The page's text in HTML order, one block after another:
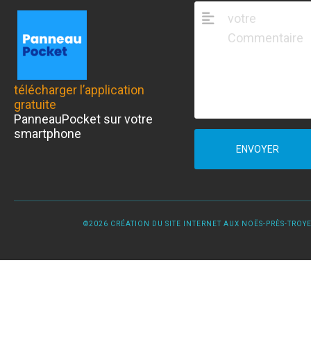
télécharger l’application
gratuite
PanneauPocket sur votre
smartphone
ENVOYER
©2026 CRÉATION DU SITE INTERNET AUX NOËS-PRÈS-